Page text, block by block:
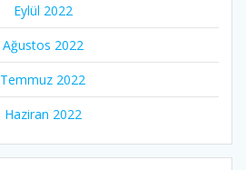
Eylül 2022
Ağustos 2022
Temmuz 2022
Haziran 2022